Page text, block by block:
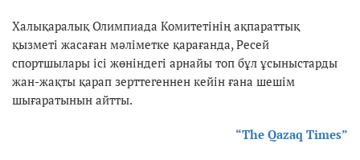
Халықаралық Олимпиада Комитетінің ақпараттық
қызметі жасаған мәліметке қарағанда, Ресей
спортшылары ісі жөніндегі арнайы топ бұл ұсыныстарды
жан-жақты қарап зерттегеннен кейін ғана шешім
шығаратынын айтты.
“The Qazaq Times”